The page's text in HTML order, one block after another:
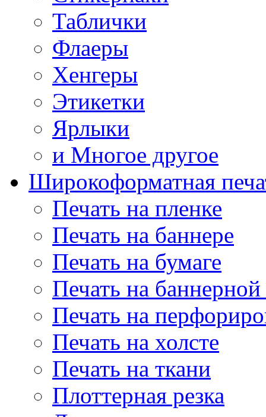
Таблички
Флаеры
Хенгеры
Этикетки
Ярлыки
и Многое другое
Широкоформатная
Печать на пленке
Печать на баннере
Печать на бумаге
Печать на баннерной
Печать на
Печать на холсте
Печать на ткани
Плоттерная резка